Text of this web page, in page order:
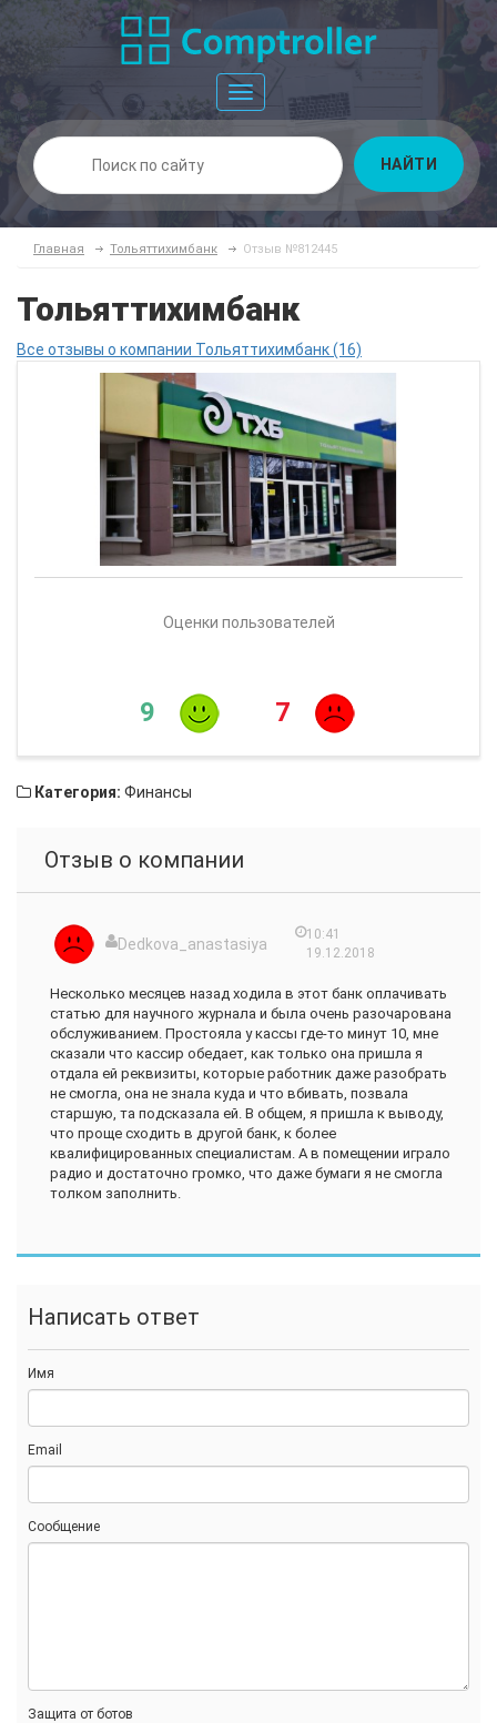
Toggle
navigation
НАЙТИ
Главная Тольяттихимбанк Отзыв №812445
Тольяттихимбанк
Все отзывы о компании Тольяттихимбанк (16)
Оценки пользователей
9 7
Категория: Финансы
Отзыв о компании
Dedkova_anastasiya
10:41
19.12.2018
Несколько месяцев назад ходила в этот банк оплачивать
статью для научного журнала и была очень разочарована
обслуживанием. Простояла у кассы где-то минут 10, мне
сказали что кассир обедает, как только она пришла я
отдала ей реквизиты, которые работник даже разобрать
не смогла, она не знала куда и что вбивать, позвала
старшую, та подсказала ей. В общем, я пришла к выводу,
что проще сходить в другой банк, к более
квалифицированных специалистам. А в помещении играло
радио и достаточно громко, что даже бумаги я не смогла
толком заполнить.
Написать ответ
Имя
Email
Сообщение
Защита от ботов